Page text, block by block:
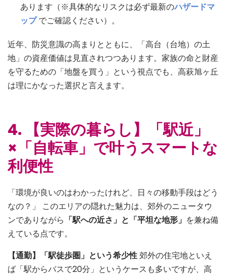
あります（※具体的なリスクは必ず最新のハザードマ
ップでご確認ください）。
近年、防災意識の高まりとともに、「高台（台地）の土
地」の資産価値は見直されつつあります。家族の命と財産
を守るための「地盤を買う」という視点でも、高萩旭ヶ丘
は理にかなった選択と言えます。
4. 【実際の暮らし】「駅近」
×「自転車」で叶うスマートな
利便性
「環境が良いのはわかったけれど、日々の移動手段はどう
なの？」 このエリアの隠れた魅力は、郊外のニュータウ
ンでありながら 「駅への近さ」と「平坦な地形」 を兼ね備
えている点です。
【通勤】「駅徒歩圏」という希少性郊外の住宅地といえ
ば「駅からバスで20分」というケースも多いですが、高